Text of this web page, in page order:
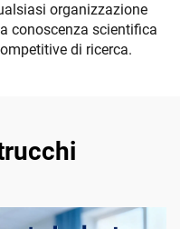
organizzazione
conoscenza scientifica
di ricerca.